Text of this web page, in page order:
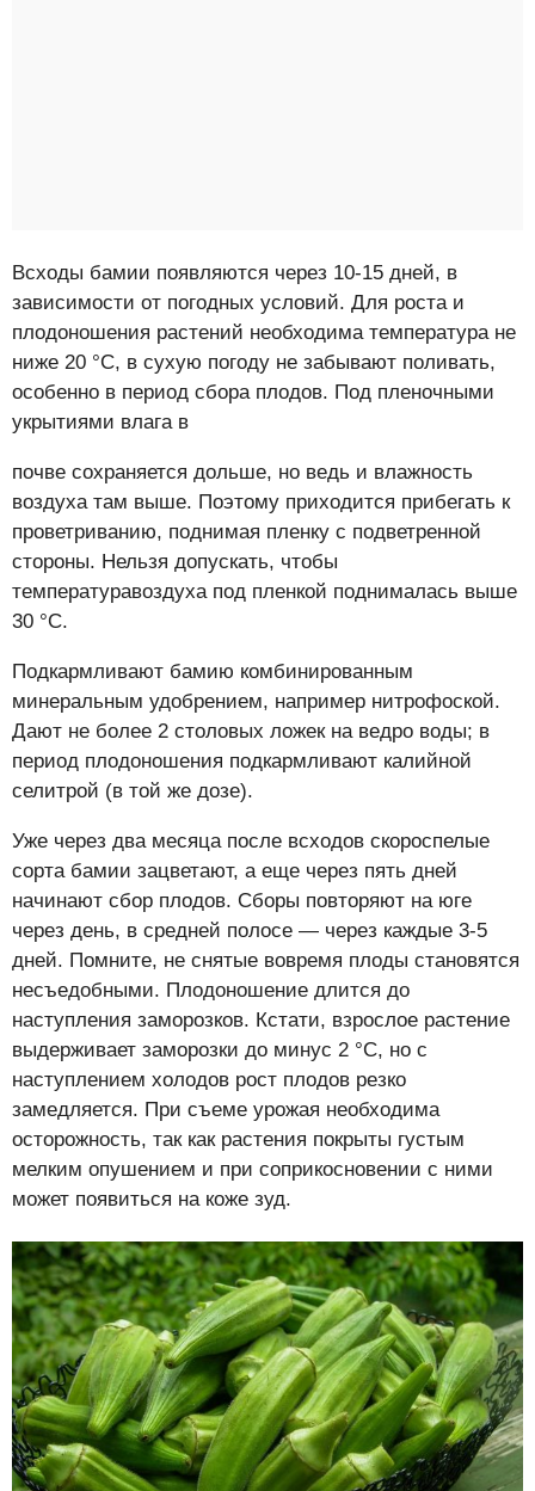
Всходы бамии появляются через 10-15 дней, в
зависимости от погодных условий. Для роста и
плодоношения растений необходима температура не
ниже 20 °C, в сухую погоду не забывают поливать,
особенно в период сбора плодов. Под пленочными
укрытиями влага в
почве сохраняется дольше, но ведь и влажность
воздуха там выше. Поэтому приходится прибегать к
проветриванию, поднимая пленку с подветренной
стороны. Нельзя допускать, чтобы
температуравоздуха под пленкой поднималась выше
30 °C.
Подкармливают бамию комбинированным
минеральным удобрением, например нитрофоской.
Дают не более 2 столовых ложек на ведро воды; в
период плодоношения подкармливают калийной
селитрой (в той же дозе).
Уже через два месяца после всходов скороспелые
сорта бамии зацветают, а еще через пять дней
начинают сбор плодов. Сборы повторяют на юге
через день, в средней полосе — через каждые 3-5
дней. Помните, не снятые вовремя плоды становятся
несъедобными. Плодоношение длится до
наступления заморозков. Кстати, взрослое растение
выдерживает заморозки до минус 2 °C, но с
наступлением холодов рост плодов резко
замедляется. При съеме урожая необходима
осторожность, так как растения покрыты густым
мелким опушением и при соприкосновении с ними
может появиться на коже зуд.